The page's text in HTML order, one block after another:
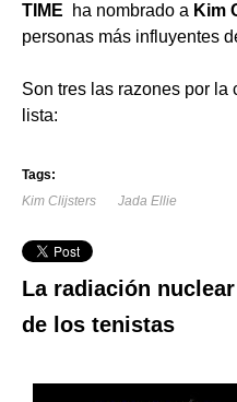
TIME ha nombrado a Kim
personas más influyentes
Son tres las razones por la
lista:
Tags:
Kim Clijsters
Jada Ellie
La radiación
de los tenistas